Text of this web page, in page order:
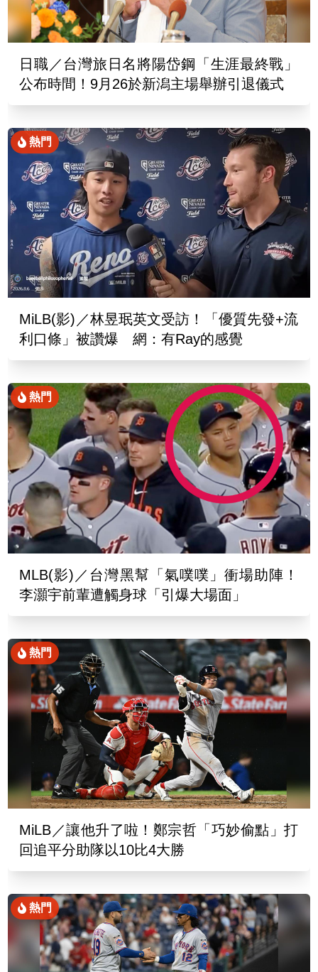
日職／台灣旅日名將陽岱鋼「生涯最終戰」
公布時間！9月26於新潟主場舉辦引退儀式
熱門
MiLB(影)／林昱珉英文受訪！「優質先發+流
利口條」被讚爆 網：有Ray的感覺
熱門
MLB(影)／台灣黑幫「氣噗噗」衝場助陣！
李灝宇前輩遭觸身球「引爆大場面」
熱門
MiLB／讓他升了啦！鄭宗哲「巧妙偷點」打
回追平分助隊以10比4大勝
熱門